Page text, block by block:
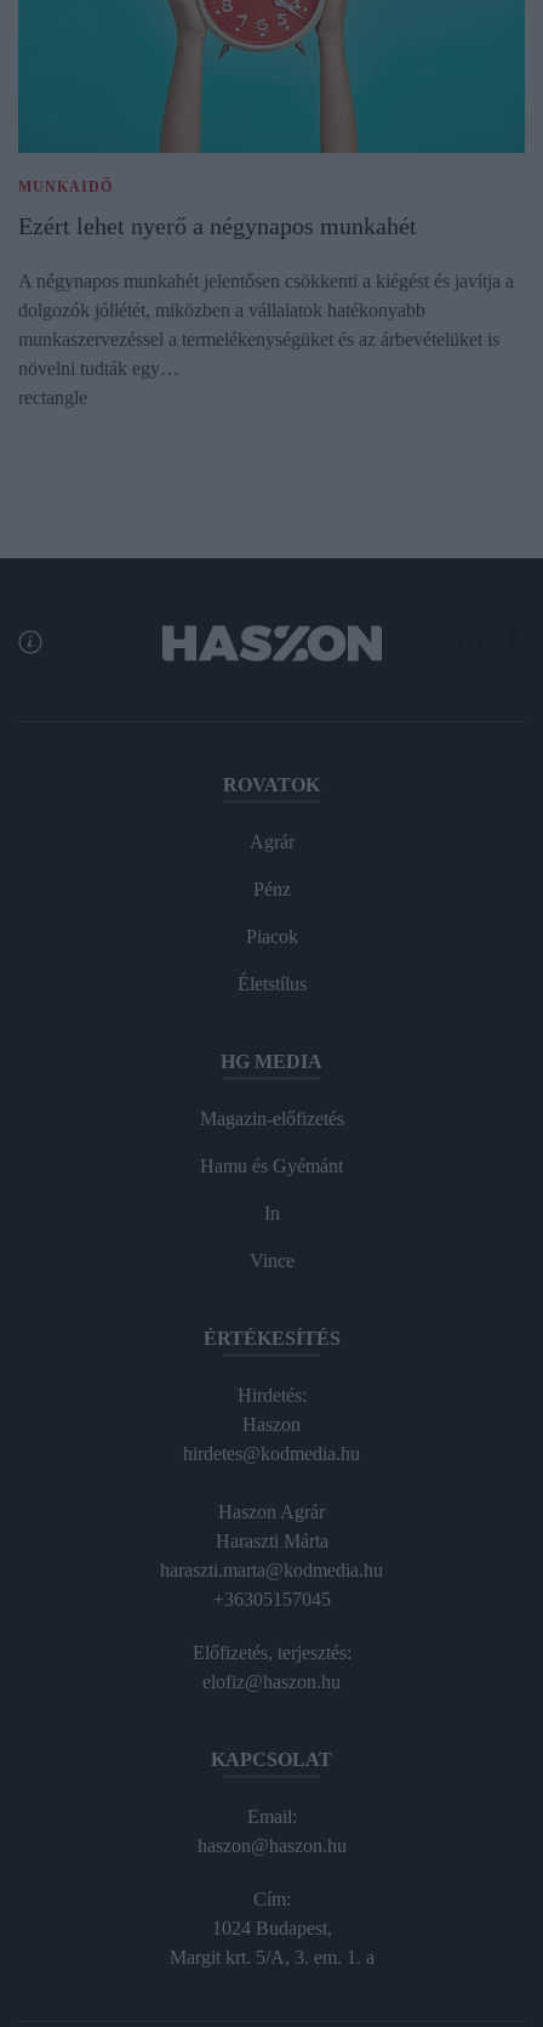
MUNKAIDŐ
Ezért lehet nyerő a négynapos munkahét
A négynapos munkahét jelentősen csökkenti a kiégést és javítja a
dolgozók jóllétét, miközben a vállalatok hatékonyabb
munkaszervezéssel a termelékenységüket és az árbevételüket is
növelni tudták egy…
rectangle
ROVATOK
Agrár
Pénz
Piacok
Életstílus
HG MEDIA
Magazin-előfizetés
Hamu és Gyémánt
In
Vince
ÉRTÉKESÍTÉS
Hirdetés:
Haszon
hirdetes@kodmedia.hu
Haszon Agrár
Haraszti Márta
haraszti.marta@kodmedia.hu
+36305157045
Előfizetés, terjesztés:
elofiz@haszon.hu
KAPCSOLAT
Email:
haszon@haszon.hu
Cím:
1024 Budapest,
Margit krt. 5/A, 3. em. 1. a